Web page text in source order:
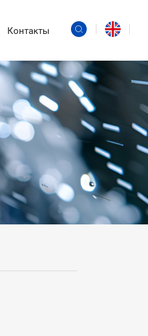
Контакты